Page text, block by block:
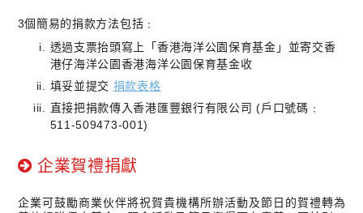
3個簡易的捐款方法包括﹕
透過支票抬頭寫上「香港海洋公園保育基金」並寄交香
港仔海洋公園香港海洋公園保育基金收
填妥並提交 捐款表格
直接把捐款傳入香港匯豐銀行有限公司 (戶口號碼﹕
511-509473-001)
企業賀禮捐獻
企業可鼓勵商業伙伴將祝賀貴機構所辦活動及節日的賀禮轉為